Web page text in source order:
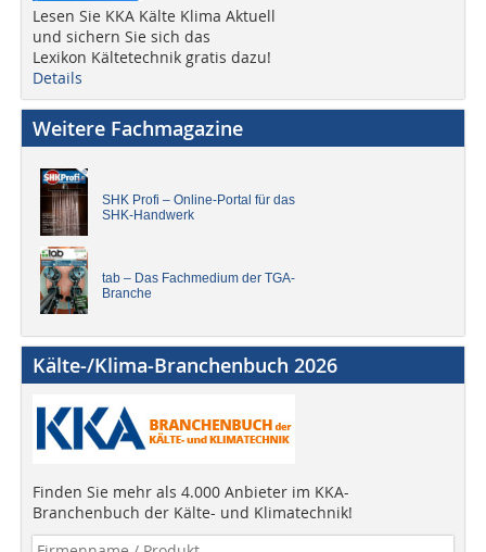
Lesen Sie KKA Kälte Klima Aktuell
und sichern Sie sich das
Lexikon Kältetechnik gratis dazu!
Details
Weitere Fachmagazine
SHK Profi – Online-Portal für das
SHK-Handwerk
tab – Das Fachmedium der TGA-
Branche
Kälte-/Klima-Branchenbuch 2026
Finden Sie mehr als 4.000 Anbieter im KKA-
Branchenbuch der Kälte- und Klimatechnik!